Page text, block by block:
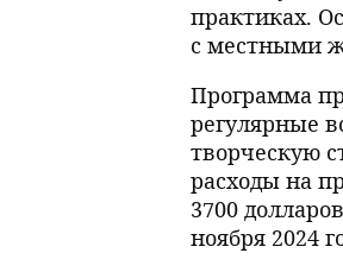
практиках.
с местными
Программа
регулярные
творческую
расходы на
3700
ноября 2024